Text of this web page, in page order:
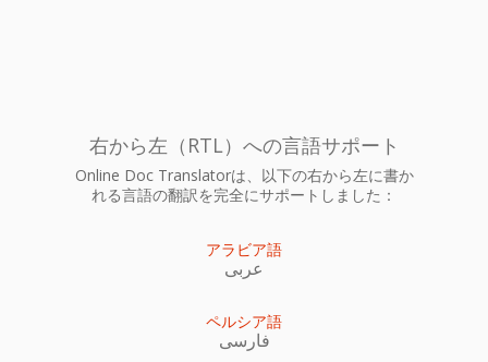
右から左（RTL）への言語サポート
Online Doc Translatorは、以下の右から左に書か
れる言語の翻訳を完全にサポートしました：
アラビア語
عربى
ペルシア語
فارسی